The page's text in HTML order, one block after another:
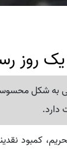
یک روز
به شکل
دارد.
کمبود